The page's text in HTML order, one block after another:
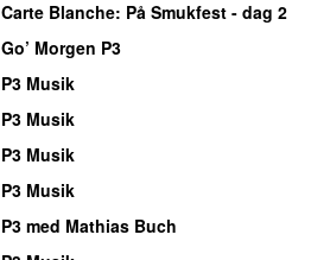
Carte Blanche: På Smukfest - dag 2
Go’ Morgen P3
P3 Musik
P3 Musik
P3 Musik
P3 Musik
P3 med Mathias Buch